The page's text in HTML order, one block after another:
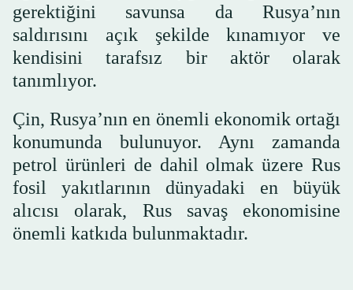
gerektiğini savunsa da Rusya’nın
saldırısını açık şekilde kınamıyor ve
kendisini tarafsız bir aktör olarak
tanımlıyor.
Çin, Rusya’nın en önemli ekonomik ortağı
konumunda bulunuyor. Aynı zamanda
petrol ürünleri de dahil olmak üzere Rus
fosil yakıtlarının dünyadaki en büyük
alıcısı olarak, Rus savaş ekonomisine
önemli katkıda bulunmaktadır.